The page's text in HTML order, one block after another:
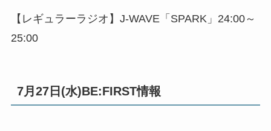
【レギュラーラジオ】J-WAVE「SPARK」24:00～
25:00
7月27日(水)BE:FIRST情報